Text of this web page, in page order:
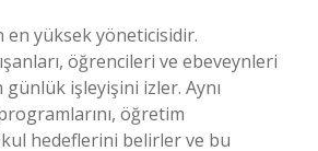
yüksek yöneticisidir.
öğrencileri ve ebeveynleri
işleyişini izler. Aynı
öğretim
hedeflerini belirler ve bu